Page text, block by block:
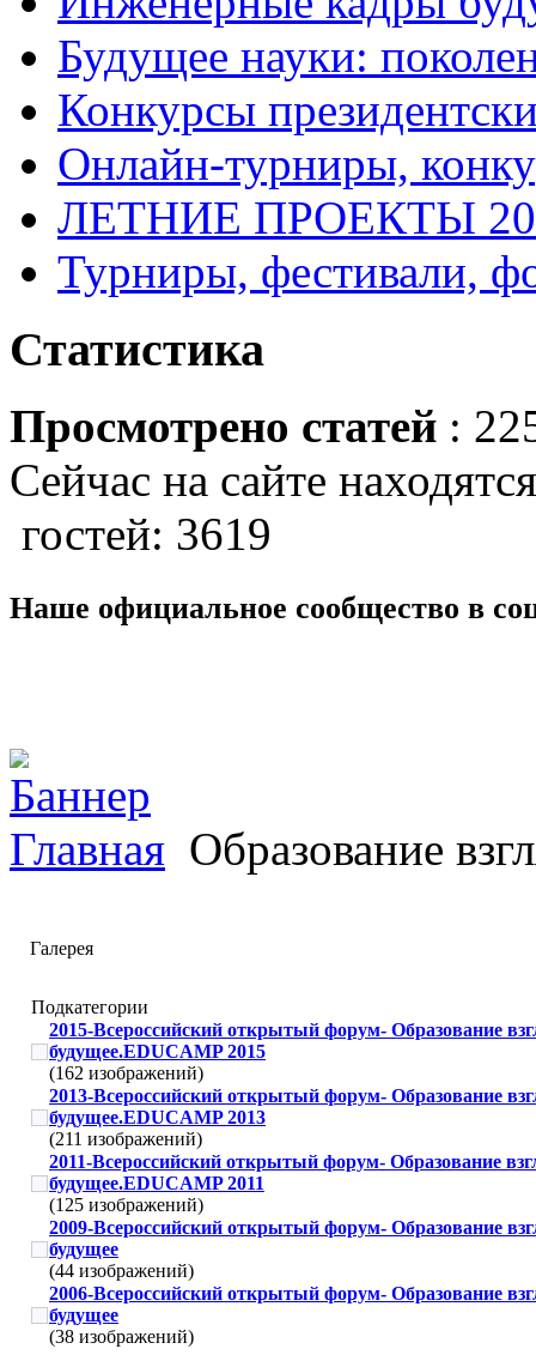
Будущее науки:
Конкурсы
Онлайн-турниры,
ЛЕТНИЕ ПРОЕКТЫ
Турниры, фестивали,
Статистика
Просмотрено статей :
Сейчас на сайте
гостей: 3619
Наше официальное сообщество в
Главная Образование
Галерея
Подкатегории
2015-Всероссийский открытый форум- Образование
будущее.EDUCAMP 2015
(162 изображений)
2013-Всероссийский открытый форум- Образование
будущее.EDUCAMP 2013
(211 изображений)
2011-Всероссийский открытый форум- Образование
будущее.EDUCAMP 2011
(125 изображений)
2009-Всероссийский открытый форум- Образование
будущее
(44 изображений)
2006-Всероссийский открытый форум- Образование
будущее
(38 изображений)